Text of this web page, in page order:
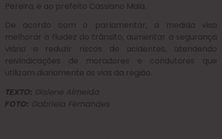
Pereira, e ao prefeito Cassiano Maia.
De acordo com o parlamentar, a medida visa
melhorar a fluidez do trânsito, aumentar a segurança
viária e reduzir riscos de acidentes, atendendo
reivindicações de moradores e condutores que
utilizam diariamente as vias da região.
TEXTO: Gislene Almeida
FOTO: Gabriela Fernandes